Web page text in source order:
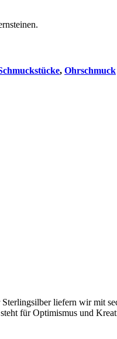
, Ohrschmuck
liefern wir mit
für Optimismus und